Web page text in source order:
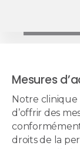
Mesures
Notre clinique
d’offrir des
droits de la